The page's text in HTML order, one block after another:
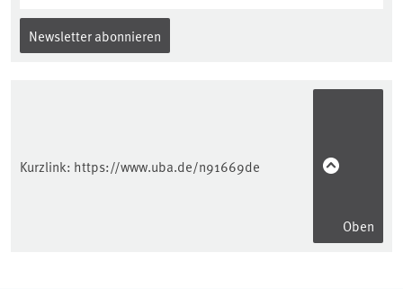
Newsletter abonnieren
Kurzlink: https://www.uba.de/n91669de
Oben